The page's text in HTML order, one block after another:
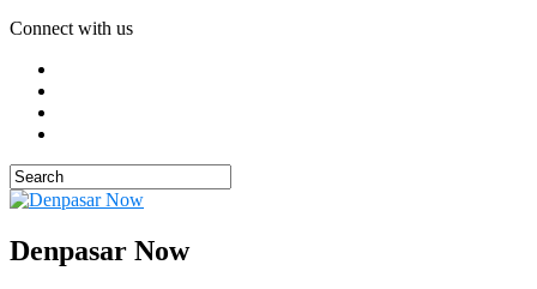
Connect with us
Denpasar Now